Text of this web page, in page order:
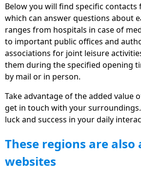
Kız kardeşler platformu
Beruf.online daha iyi iş-yaşam
uygulamalar, web sitesi ve PC
mevcuttur
Yeni "İşgücü Piyasası" bölümü iş
başlamanıza yardımcı olacak
sunmaktadır.
Doğrudan birçok alanda
videoları, Almanca'nın kolay
öğrenilmesine yardımcı olur
Şimdi daha iyi komşuluk için
mevcuttur
Below you will find specific contacts
which can answer questions about
ranges from hospitals in case of
to important public offices and
associations for joint leisure
them during the specified opening
by mail or in person.
Take advantage of the added value
get in touch with your
luck and success in your daily
These regions are also
websites